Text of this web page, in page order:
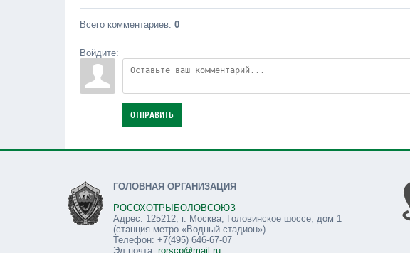
Всего комментариев: 0
Войдите:
ОТПРАВИТЬ
ГОЛОВНАЯ ОРГАНИЗАЦИЯ
РОСОХОТРЫБОЛОВСОЮЗ
Адрес: 125212, г. Москва, Головинское шоссе, дом 1
(станция метро «Водный стадион»)
Телефон: +7(495) 646-67-07
Эл.почта: rorscp@mail.ru